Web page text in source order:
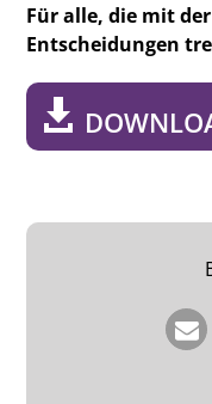
Für alle, die mit
Entscheidungen